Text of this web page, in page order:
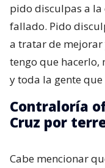
pido disculpas a
fallado. Pido
a tratar de mejorar
tengo que
y toda la gente
Contraloría
Cruz por
Cabe mencionar